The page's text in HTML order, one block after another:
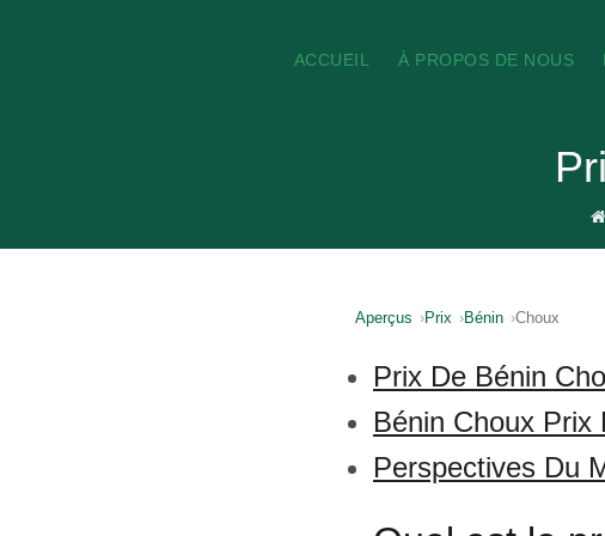
ACCUEIL À PROPOS DE NOUS
Aperçus Prix Bénin Choux
Prix De Bénin
Bénin Choux Prix
Perspectives Du